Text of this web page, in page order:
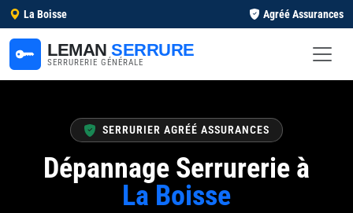
La Boisse Agréé Assurances
LEMAN SERRURE
SERRURERIE GÉNÉRALE
SERRURIER AGRÉÉ ASSURANCES
Dépannage Serrurerie à
La Boisse